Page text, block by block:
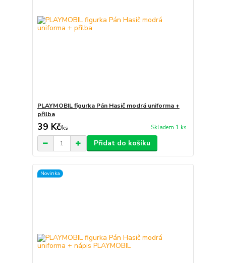
PLAYMOBIL figurka Pán Hasič modrá uniforma +
přilba
39 Kč/ks Skladem 1 ks
Přidat do košíku
Novinka